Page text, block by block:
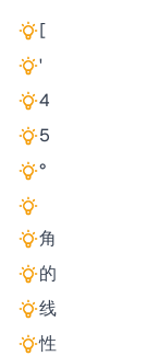
[
'
4
5
°
角
的
线
性